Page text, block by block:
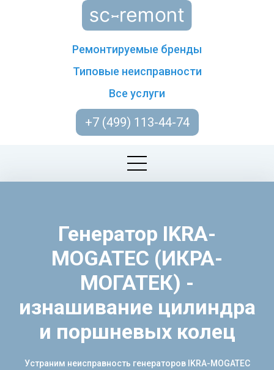
Ремонтируемые бренды
Типовые неисправности
Все услуги
+7 (499) 113-44-74
Генератор IKRA-
MOGATEC (ИКРА-
МОГАТЕК) -
изнашивание цилиндра
и поршневых колец
Устраним неисправность генераторов IKRA-MOGATEC